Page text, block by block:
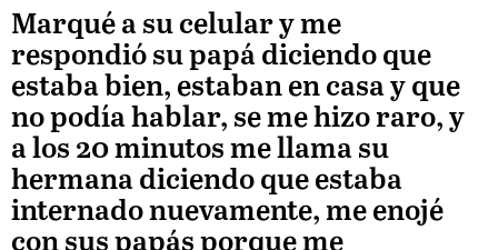
Marqué a su celular y me
respondió su papá diciendo que
estaba bien, estaban en casa y que
no podía hablar, se me hizo raro, y
a los 20 minutos me llama su
hermana diciendo que estaba
internado nuevamente, me enojé
con sus papás porque me